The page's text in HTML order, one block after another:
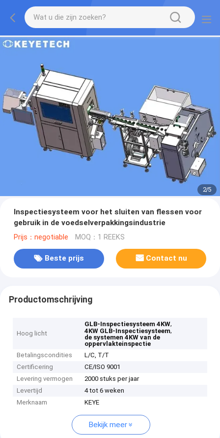
2/5
Inspectiesysteem voor het sluiten van flessen voor
gebruik in de voedselverpakkingsindustrie
Prijs：negotiable MOQ：1 REEKS
Beste prijs Contact nu
Productomschrijving
Hoog licht
GLB-Inspectiesysteem 4KW,
4KW GLB-Inspectiesysteem,
de systemen 4KW van de
oppervlakteinspectie
Betalingscondities
L/C, T/T
Certificering
CE/ISO 9001
Levering vermogen
2000 stuks per jaar
Levertijd
4 tot 6 weken
Merknaam
KEYE
Bekijk meer